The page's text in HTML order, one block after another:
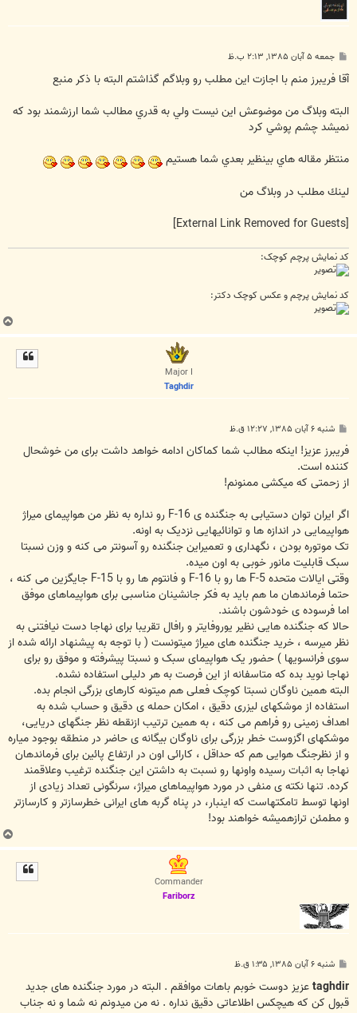
پ
ت
جمعه ۵ آبان ۱۳۸۵, ۲:۱۳ ب.ظ
آقا فريبرز منم با اجازت اين مطلب رو وبلاگم گذاشتم البته با ذكر منبع
البته وبلاگ من موضوعش اين نيست ولي به قدري مطالب شما ارزشمند بود كه
نميشد چشم پوشي كرد
منتظر مقاله هاي بينظير بعدي شما هستيم
لينك مطلب در وبلاگ من
کد نمایش پرچم کوچک:
کد نمایش پرچم و عکس کوچک دکتر:
ب
ا
Major I
Taghdir
پ
ت
شنبه ۶ آبان ۱۳۸۵, ۱۲:۲۷ ق.ظ
فریبرز عزیز! اینکه مطالب شما کماکان ادامه خواهد داشت برای من خوشحال
کننده است.
از زحمتی که میکشی ممنونم!
اگر ایران توان دستیابی به جنگنده ی F-16 رو نداره به نظر من هواپیمای میراژ
هواپیمایی در اندازه ها و توانائیهایی نزدیک به اونه.
تک موتوره بودن ، نگهداری و تعمیراین جنگنده رو آسونتر می کنه و وزن نسبتا
سبک قابلیت مانور خوبی به اون میده.
وقتی ایالات متحده F-5 ها رو با F-16 و فانتوم ها رو با F-15 جایگزین می کنه ،
حتما فرماندهان ما هم باید به فکر جانشینان مناسبی برای هواپیماهای موفق
اما فرسوده ی خودشون باشند.
حالا که جنگنده هایی نظیر یوروفایتر و رافال تقریبا برای نهاجا دست نیافتنی به
نظر میرسه ، خرید جنگنده های میراژ میتونست ( با توجه به پیشنهاد ارائه شده از
سوی فرانسویها ) حضور یک هواپیمای سبک و نسبتا پیشرفته و موفق رو برای
نهاجا نوید بده که متاسفانه از این فرصت به هر دلیلی استفاده نشده.
البته همین ناوگان نسبتا کوچک فعلی هم میتونه کارهای بزرگی انجام بده.
استفاده از موشکهای لیزری دقیق ، امکان حمله ی دقیق و حساب شده به
اهداف زمینی رو فراهم می کنه ، به همین ترتیب ازنقطه نظر جنگهای دریایی،
موشکهای اگزوست خطر بزرگی برای ناوگان بیگانه ی حاضر در منطقه بوجود میاره
و از نظرجنگ هوایی هم که حداقل ، کارائی اون در ارتفاع پائین برای فرماندهان
نهاجا به اثبات رسیده واونها رو نسبت به داشتن این جنگنده ترغیب وعلاقمند
کرده. تنها نکته ی منفی در مورد هواپیماهای میراژ، سرنگونی تعداد زیادی از
اونها توسط تامکتهاست که اینبار، در پناه گربه های ایرانی خطرسازتر و کارسازتر
و مطمئن ترازهمیشه خواهند بود!
ب
ا
Commander
Fariborz
پ
ت
شنبه ۶ آبان ۱۳۸۵, ۱:۳۵ ق.ظ
taghdirعزيز دوست خوبم باهات موافقم . البته در مورد جنگنده های جديد
قبول کن که هيچکس اطلاعاتی دقيق نداره . نه من ميدونم نه شما و نه جناب